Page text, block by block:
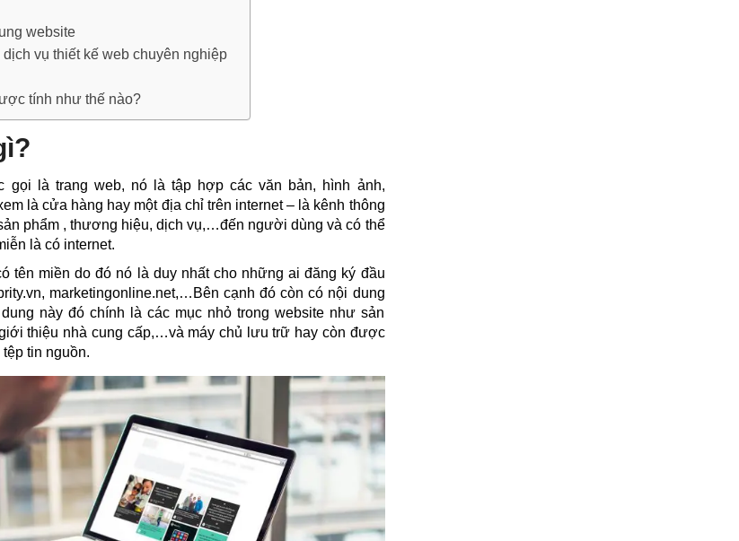
website
vụ thiết kế web chuyên nghiệp
tính như thế nào?
gọi là trang web, nó là tập hợp các văn bản, hình ảnh,
là cửa hàng hay một địa chỉ trên internet – là kênh thông
phẩm , thương hiệu, dịch vụ,…đến người dùng và có thể
là có internet.
tên miền do đó nó là duy nhất cho những ai đăng ký đầu
marketingonline.net,…Bên cạnh đó còn có nội dung
này đó chính là các mục nhỏ trong website như sản
thiệu nhà cung cấp,…và máy chủ lưu trữ hay còn được
tin nguồn.